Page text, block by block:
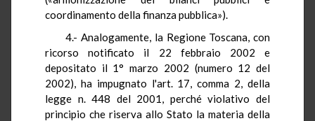
coordinamento della finanza pubblica»).
4.- Analogamente, la Regione Toscana, con
ricorso notificato il 22 febbraio 2002 e
depositato il 1° marzo 2002 (numero 12 del
2002), ha impugnato l'art. 17, comma 2, della
legge n. 448 del 2001, perché violativo del
principio che riserva allo Stato la materia della